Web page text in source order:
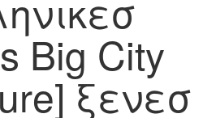
Big City
ξενεσ